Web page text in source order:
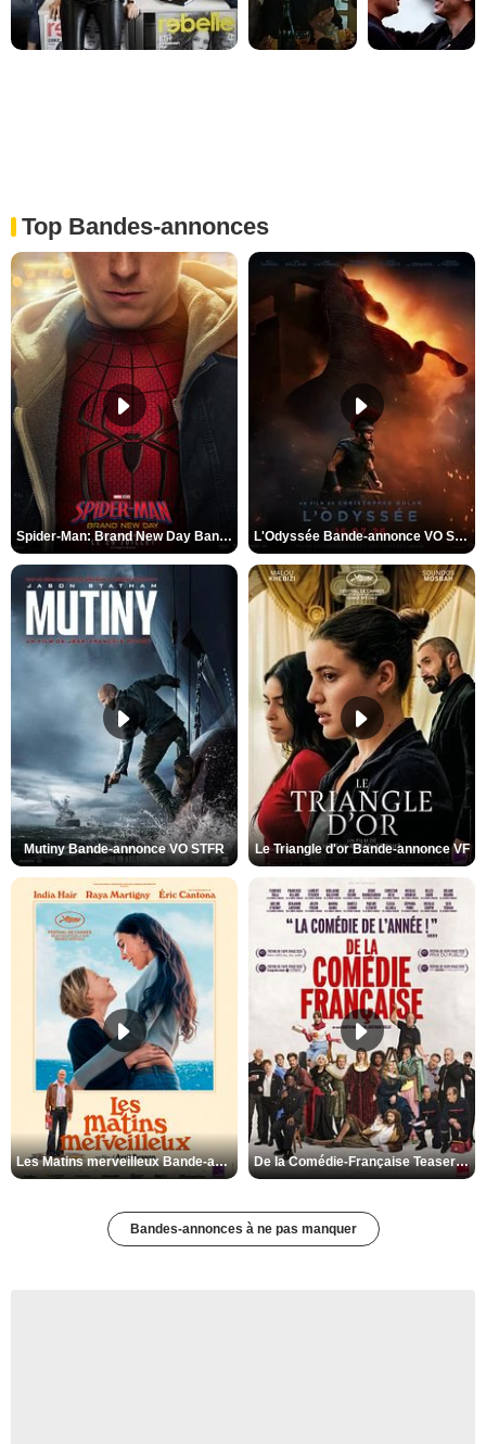
Top Bandes-annonces
Spider-Man: Brand New Day Bande-annonce VO STFR L'Odyssée Bande-annonce VO STFR
Mutiny Bande-annonce VO STFR Le Triangle d'or Bande-annonce VF
Les Matins merveilleux Bande-annonce VF De la Comédie-Française Teaser VF
Bandes-annonces à ne pas manquer